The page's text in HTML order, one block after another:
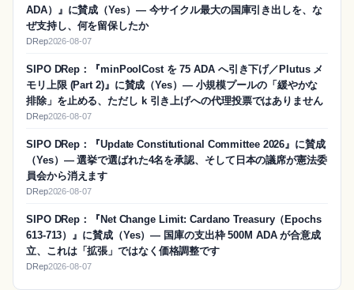
ADA）』に賛成（Yes）― 今サイクル最大の国庫引き出しを、な
ぜ支持し、何を留保したか
DRep2026-08-07
SIPO DRep：『minPoolCost を 75 ADA へ引き下げ／Plutus メ
モリ上限 (Part 2)』に賛成（Yes）― 小規模プールの「緩やかな
排除」を止める、ただし k 引き上げへの代理投票ではありません
DRep2026-08-07
SIPO DRep：『Update Constitutional Committee 2026』に賛成
（Yes）― 選挙で選ばれた4名を承認、そして日本の議席が憲法委
員会から消えます
DRep2026-08-07
SIPO DRep：『Net Change Limit: Cardano Treasury（Epochs
613-713）』に賛成（Yes）― 国庫の支出枠 500M ADA が合意成
立、これは「拡張」ではなく価格調整です
DRep2026-08-07